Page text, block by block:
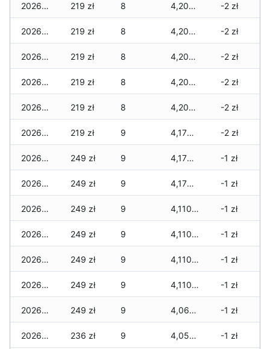
2026-04-09 219 zł 8 4,200 zł -2 zł
2026-04-08 219 zł 8 4,200 zł -2 zł
2026-04-07 219 zł 8 4,200 zł -2 zł
2026-04-06 219 zł 8 4,200 zł -2 zł
2026-04-05 219 zł 8 4,200 zł -2 zł
2026-04-04 219 zł 9 4,170 zł -2 zł
2026-04-03 249 zł 9 4,170 zł -1 zł
2026-04-02 249 zł 9 4,170 zł -1 zł
2026-04-01 249 zł 9 4,110 zł -1 zł
2026-03-31 249 zł 9 4,110 zł -1 zł
2026-03-30 249 zł 9 4,110 zł -1 zł
2026-03-29 249 zł 9 4,110 zł -1 zł
2026-03-28 249 zł 9 4,067 zł -1 zł
2026-03-27 236 zł 9 4,054 zł -1 zł